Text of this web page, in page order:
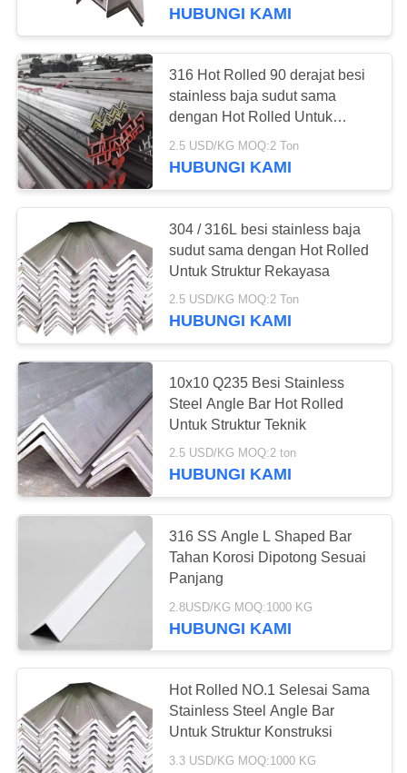
Lingkaran Baja
Stainless
stainless steel
kumparan
304 Stainless Steel
Coil
316 Stainless Steel
Coil
HUBUNGI KAMI
316 Hot Rolled 90 derajat besi
stainless baja sudut sama
dengan Hot Rolled Untuk
Struktur Rekayasa
2.5 USD/KG MOQ:2 Ton
HUBUNGI KAMI
304 / 316L besi stainless baja
sudut sama dengan Hot Rolled
Untuk Struktur Rekayasa
2.5 USD/KG MOQ:2 Ton
HUBUNGI KAMI
10x10 Q235 Besi Stainless
Steel Angle Bar Hot Rolled
Untuk Struktur Teknik
2.5 USD/KG MOQ:2 ton
HUBUNGI KAMI
316 SS Angle L Shaped Bar
Tahan Korosi Dipotong Sesuai
Panjang
2.8USD/KG MOQ:1000 KG
HUBUNGI KAMI
Hot Rolled NO.1 Selesai Sama
Stainless Steel Angle Bar
Untuk Struktur Konstruksi
3.3 USD/KG MOQ:1000 KG